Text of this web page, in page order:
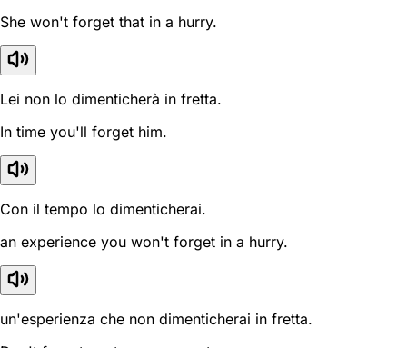
She won't forget that in a hurry.
Lei non lo dimenticherà in fretta.
In time you'll forget him.
Con il tempo lo dimenticherai.
an experience you won't forget in a hurry.
un'esperienza che non dimenticherai in fretta.